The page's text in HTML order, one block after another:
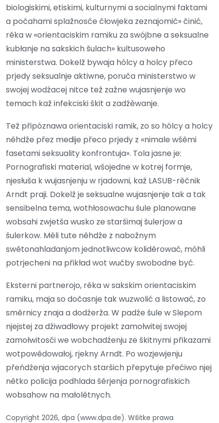
biologiskimi, etiskimi, kulturnymi a socialnymi faktami
a poćahami splažnosće čłowjeka zeznajomić» činić,
rěka w «orientaciskim ramiku za swójbne a seksualne
kubłanje na sakskich šulach» kultusoweho
ministerstwa. Dokelž bywaja hólcy a holcy přeco
prjedy seksualnje aktiwne, poruča ministerstwo w
swojej wodźacej nitce tež zažne wujasnjenje wo
temach kaž infekciski škit a zadźěwanje.
Tež připóznawa orientaciski ramik, zo so hólcy a holcy
něhdźe přez medije přeco prjedy z «nimale wšěmi
fasetami seksuality konfrontuja». Tola jasne je:
Pornografiski material, wšojedne w kotrej formje,
njesłuša k wujasnjenju w rjadowni, kaž LASUB-rěčnik
Arndt praji. Dokelž je seksualne wujasnjenje tak a tak
sensibelna tema, wothłosowachu šule planowane
wobsahi zwjetša wusko ze staršimaj šulerjow a
šulerkow. Měli tute něhdźe z nabožnym
swětonahladanjom jednotliwcow koliděrować, móhli
potrjecheni na přikład wot wučby swobodne być.
Eksterni partnerojo, rěka w sakskim orientaciskim
ramiku, maja so dočasnje tak wuzwolić a listować, zo
směrnicy znaja a dodźerža. W padźe šule w Slepom
njejstej za dźiwadłowy projekt zamołwitej swojej
zamołwitosći we wobchadźenju ze škitnymi přikazami
wotpowědowałoj, rjekny Arndt. Po wozjewjenju
přeńdźenja wjacorych staršich přepytuje přećiwo njej
nětko policija podhlada šěrjenja pornografiskich
wobsahow na małolětnych.
Copyright 2026, dpa (www.dpa.de). Wšitke prawa